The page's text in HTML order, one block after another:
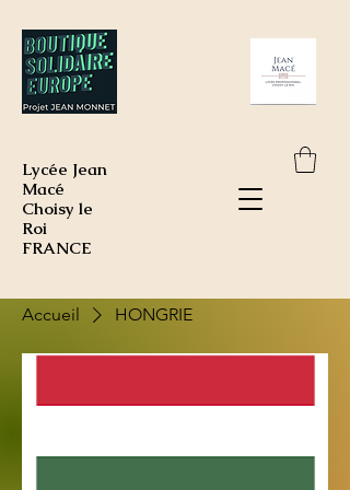
Lycée Jean
Macé
Choisy le
Roi
FRANCE
Accueil HONGRIE